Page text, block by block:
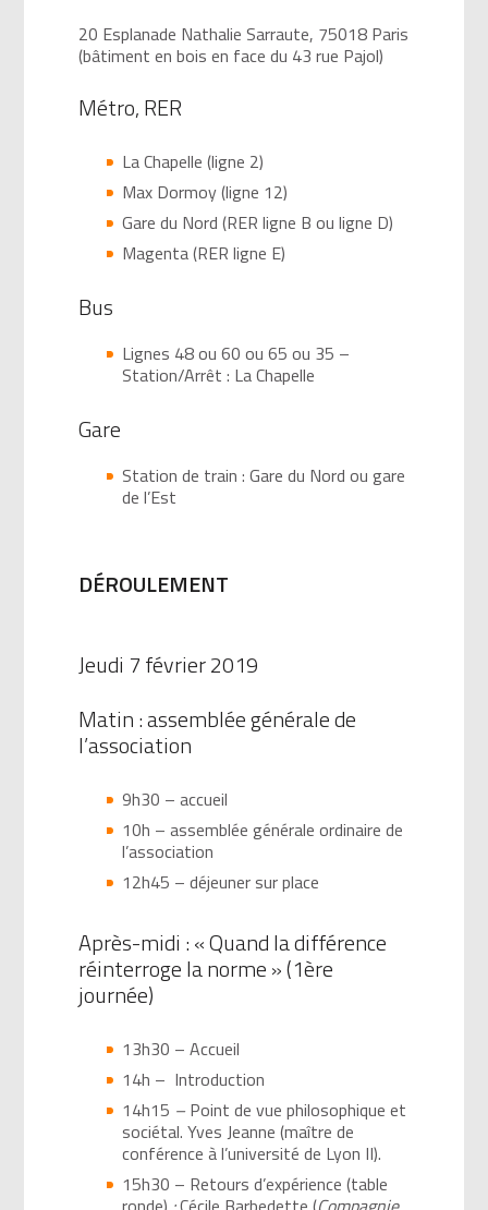
20 Esplanade Nathalie Sarraute, 75018 Paris
(bâtiment en bois en face du 43 rue Pajol)
Métro, RER
La Chapelle (ligne 2)
Max Dormoy (ligne 12)
Gare du Nord (RER ligne B ou ligne D)
Magenta (RER ligne E)
Bus
Lignes 48 ou 60 ou 65 ou 35 –
Station/Arrêt : La Chapelle
Gare
Station de train : Gare du Nord ou gare
de l’Est
DÉROULEMENT
Jeudi 7 février 2019
Matin : assemblée générale de
l’association
9h30 – accueil
10h – assemblée générale ordinaire de
l’association
12h45 – déjeuner sur place
Après-midi : « Quand la différence
réinterroge la norme » (1ère
journée)
13h30 – Accueil
14h – Introduction
14h15 – Point de vue philosophique et
sociétal. Yves Jeanne (maître de
conférence à l’université de Lyon II).
15h30 – Retours d’expérience (table